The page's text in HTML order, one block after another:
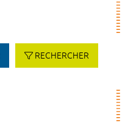
RECHERCHER